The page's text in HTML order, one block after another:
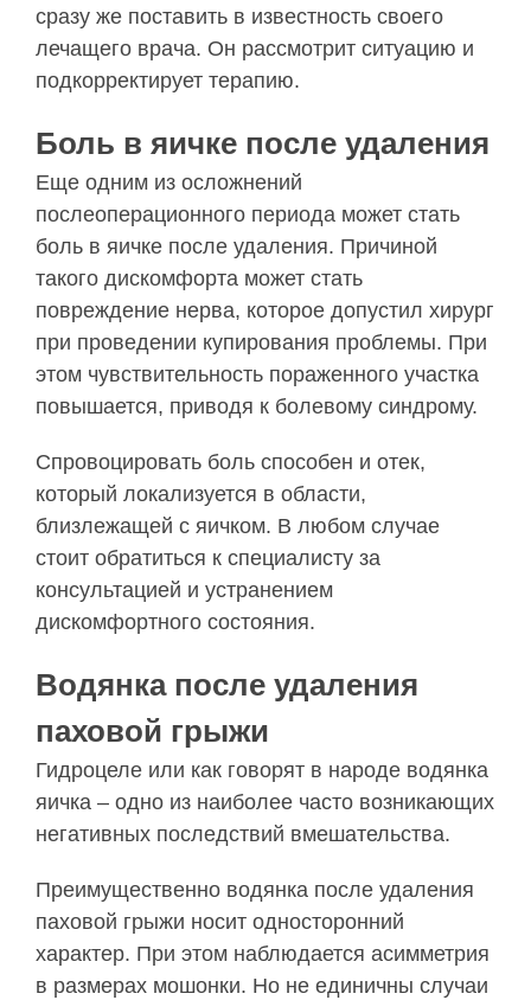
сразу же поставить в известность своего
лечащего врача. Он рассмотрит ситуацию и
подкорректирует терапию.
Боль в яичке после удаления
Еще одним из осложнений
послеоперационного периода может стать
боль в яичке после удаления. Причиной
такого дискомфорта может стать
повреждение нерва, которое допустил хирург
при проведении купирования проблемы. При
этом чувствительность пораженного участка
повышается, приводя к болевому синдрому.
Спровоцировать боль способен и отек,
который локализуется в области,
близлежащей с яичком. В любом случае
стоит обратиться к специалисту за
консультацией и устранением
дискомфортного состояния.
Водянка после удаления
паховой грыжи
Гидроцеле или как говорят в народе водянка
яичка – одно из наиболее часто возникающих
негативных последствий вмешательства.
Преимущественно водянка после удаления
паховой грыжи носит односторонний
характер. При этом наблюдается асимметрия
в размерах мошонки. Но не единичны случаи